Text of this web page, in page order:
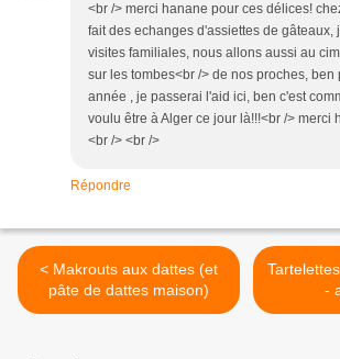
<br /> merci hanane pour ces délices!
fait des echanges d'assiettes de gâteaux,
visites familiales, nous allons aussi au
sur les tombes<br /> de nos proches, ben
année , je passerai l'aid ici, ben c'est
voulu être à Alger ce jour là!!!<br /> merci
<br /> <br />
Répondre
< Makrouts aux dattes (et
pâte de dattes maison)